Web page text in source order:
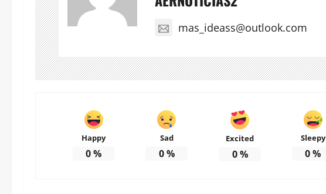
mas_ideass@outlook.com
Happy
0%
Sad
0%
Excited
0%
Sleepy
0%